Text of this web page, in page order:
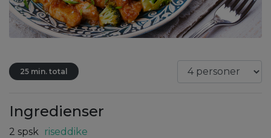
25 min. total
Ingredienser
2 spsk riseddike